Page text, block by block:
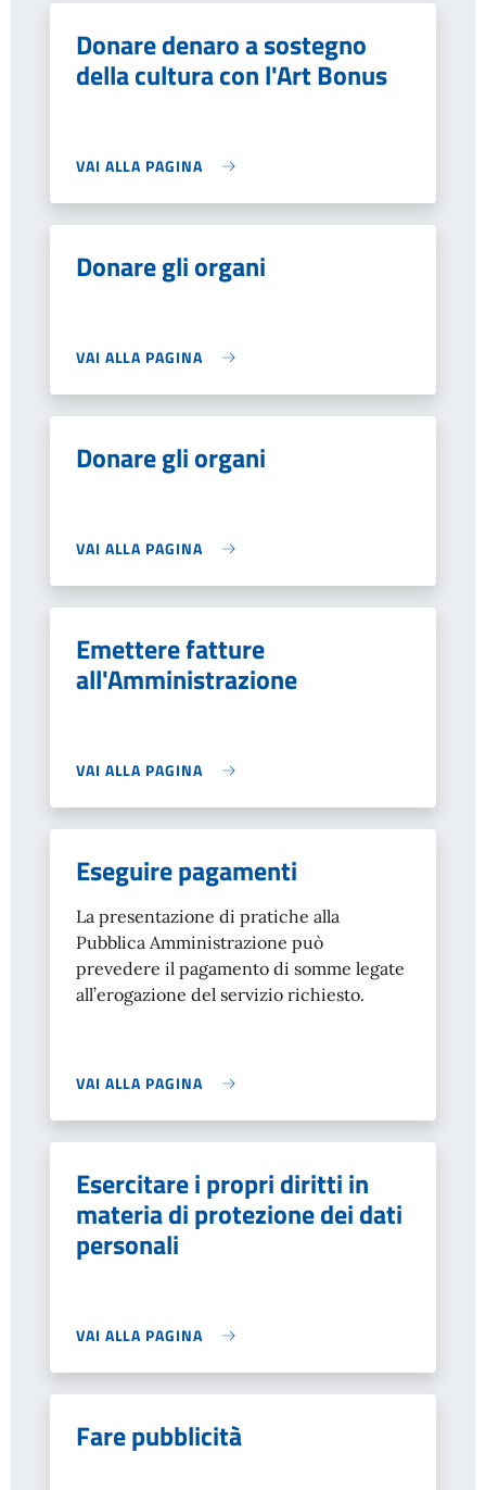
Donare denaro a sostegno
della cultura con l'Art Bonus
VAI ALLA PAGINA
Donare gli organi
VAI ALLA PAGINA
Donare gli organi
VAI ALLA PAGINA
Emettere fatture
all'Amministrazione
VAI ALLA PAGINA
Eseguire pagamenti
La presentazione di pratiche alla
Pubblica Amministrazione può
prevedere il pagamento di somme legate
all’erogazione del servizio richiesto.
VAI ALLA PAGINA
Esercitare i propri diritti in
materia di protezione dei dati
personali
VAI ALLA PAGINA
Fare pubblicità